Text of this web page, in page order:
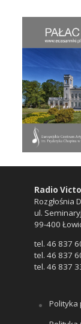
Radio
Rozgłośnia
ul.
99-400
tel. 46 837
tel. 46 837
tel. 46 837
Polityka